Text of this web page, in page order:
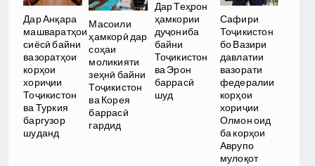
Дар Анқара
машваратҳои
сиёсӣ байни
вазоратҳои
корҳои
хориҷии
Тоҷикистон
ва Туркия
баргузор
шуданд
Масоили
ҳамкорӣ дар
соҳаи
моликияти
зеҳнӣ байни
Тоҷикистон
ва Корея
баррасӣ
гардид
Дар Теҳрон
ҳамкории
дуҷониба
байни
Тоҷикистон
ва Эрон
баррасӣ
шуд
Сафири
Тоҷикистон
бо Вазири
давлатии
вазорати
федералии
корҳои
хориҷии
Олмон оид
ба корҳои
Аврупо
мулоқот